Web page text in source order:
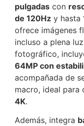
pulgadas con
de 120Hz y hasta
ofrece imágenes
incluso a plena
fotográfico,
64MP con
acompañada de
macro, ideal para
4K.
Además, integra